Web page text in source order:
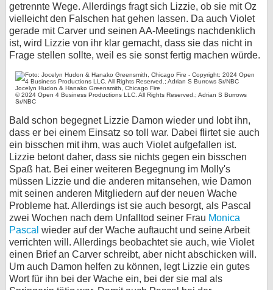
getrennte Wege. Allerdings fragt sich Lizzie, ob sie mit Oz
vielleicht den Falschen hat gehen lassen. Da auch Violet
gerade mit Carver und seinen AA-Meetings nachdenklich
ist, wird Lizzie von ihr klar gemacht, dass sie das nicht in
Frage stellen sollte, weil es sie sonst fertig machen würde.
Jocelyn Hudon & Hanako Greensmith, Chicago Fire
© 2024 Open 4 Business Productions LLC. All Rights Reserved.; Adrian S Burrows
Sr/NBC
Bald schon begegnet Lizzie Damon wieder und lobt ihn,
dass er bei einem Einsatz so toll war. Dabei flirtet sie auch
ein bisschen mit ihm, was auch Violet aufgefallen ist.
Lizzie betont daher, dass sie nichts gegen ein bisschen
Spaß hat. Bei einer weiteren Begegnung im Molly's
müssen Lizzie und die anderen mitansehen, wie Damon
mit seinen anderen Mitgliedern auf der neuen Wache
Probleme hat. Allerdings ist sie auch besorgt, als Pascal
zwei Wochen nach dem Unfalltod seiner Frau Monica
Pascal wieder auf der Wache auftaucht und seine Arbeit
verrichten will. Allerdings beobachtet sie auch, wie Violet
einen Brief an Carver schreibt, aber nicht abschicken will.
Um auch Damon helfen zu können, legt Lizzie ein gutes
Wort für ihn bei der Wache ein, bei der sie mal als